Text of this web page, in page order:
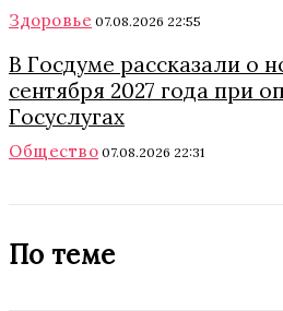
Здоровье 07.08.2026 22:55
В Госдуме рассказали о
сентября 2027 года при
Госуслугах
Общество 07.08.2026 22:31
По теме